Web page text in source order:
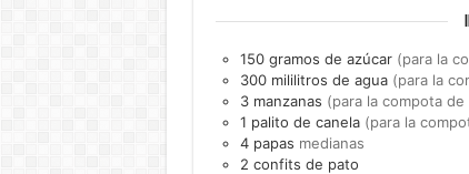
150 gramos de azúcar (para la
300 mililitros de agua (para la
3 manzanas (para la compota de
1 palito de canela (para la
4 papas medianas
2 confits de pato